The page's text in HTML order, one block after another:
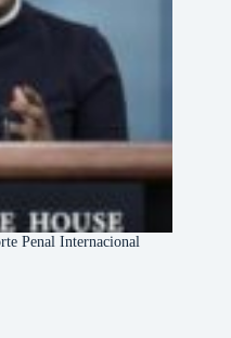
Penal Internacional